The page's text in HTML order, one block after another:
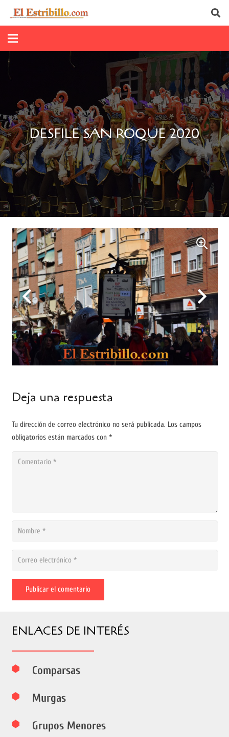
DESFILE SAN ROQUE 2020
Deja una respuesta
Tu dirección de correo electrónico no será publicada. Los campos
obligatorios están marcados con *
Publicar el comentario
ENLACES DE INTERÉS
Comparsas
Murgas
Grupos Menores